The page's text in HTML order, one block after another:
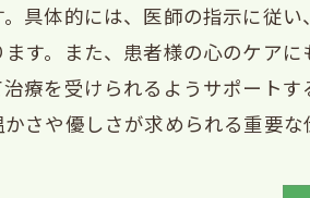
具体的には、医師の指示に従
す。また、患者様の心のケア
療を受けられるようサポート
さや優しさが求められる重要な